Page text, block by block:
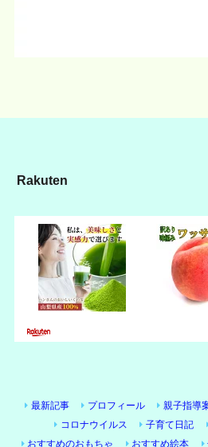
Rakuten
最新記事 プロフィール 親子指導
コロナウイルス
子育て日記
おすすめのおもちゃ
おすすめ絵本